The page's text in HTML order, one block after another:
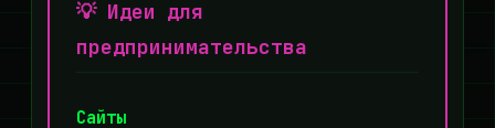
💡 Идеи для
предпринимательства
Сайты